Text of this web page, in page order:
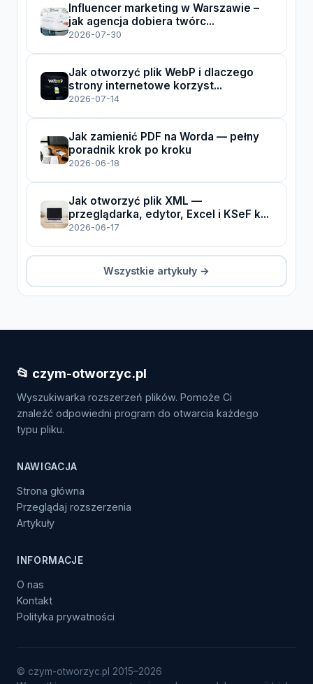
Influencer marketing w Warszawie –
jak agencja dobiera twórc...
2026-07-30
Jak otworzyć plik WebP i dlaczego
strony internetowe korzyst...
2026-07-14
Jak zamienić PDF na Worda — pełny
poradnik krok po kroku
2026-06-18
Jak otworzyć plik XML —
przeglądarka, edytor, Excel i KSeF k...
2026-06-17
Wszystkie artykuły →
📂 czym-otworzyc.pl
Wyszukiwarka rozszerzeń plików. Pomoże Ci
znaleźć odpowiedni program do otwarcia każdego
typu pliku.
NAWIGACJA
Strona główna
Przeglądaj rozszerzenia
Artykuły
INFORMACJE
O nas
Kontakt
Polityka prywatności
© czym-otworzyc.pl 2015–2026